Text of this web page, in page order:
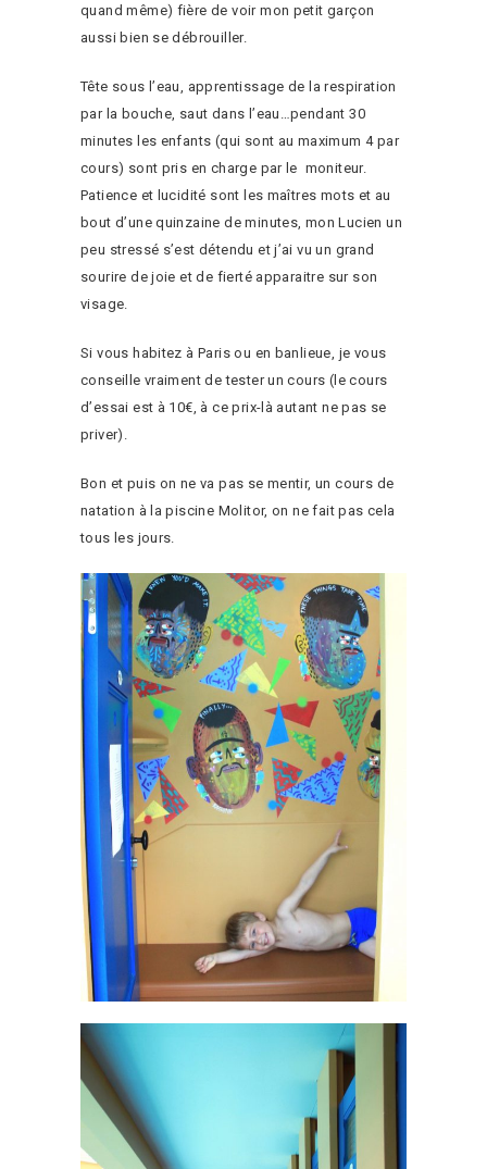
quand même) fière de voir mon petit garçon
aussi bien se débrouiller.
Tête sous l’eau, apprentissage de la respiration
par la bouche, saut dans l’eau…pendant 30
minutes les enfants (qui sont au maximum 4 par
cours) sont pris en charge par le moniteur.
Patience et lucidité sont les maîtres mots et au
bout d’une quinzaine de minutes, mon Lucien un
peu stressé s’est détendu et j’ai vu un grand
sourire de joie et de fierté apparaitre sur son
visage.
Si vous habitez à Paris ou en banlieue, je vous
conseille vraiment de tester un cours (le cours
d’essai est à 10€, à ce prix-là autant ne pas se
priver).
Bon et puis on ne va pas se mentir, un cours de
natation à la piscine Molitor, on ne fait pas cela
tous les jours.